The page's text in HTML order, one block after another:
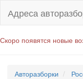
Адреса
Скоро появятся новые
Авторазборки